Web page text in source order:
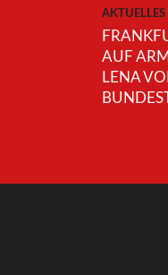
AKTUELLES
AUF
LENA